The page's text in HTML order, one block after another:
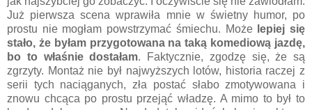
Już pierwsza scena wprawiła mnie w świetny humor, po
prostu nie mogłam powstrzymać śmiechu. Może lepiej się
stało, że byłam przygotowana na taką komediową jazdę,
bo to właśnie dostałam. Faktycznie, zgodzę się, że są
zgrzyty. Montaż nie był najwyższych lotów, historia raczej z
serii tych naciąganych, zła postać słabo zmotywowana i
znowu chcąca po prostu przejąć władzę. A mimo to był to